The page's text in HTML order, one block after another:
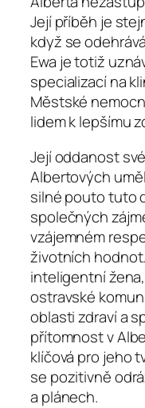
Její příběh je
když se
Ewa je totiž
specializací na
Městské
lidem k lepšímu
Její oddanost
Albertových
silné pouto tuto
společných
vzájemném
životních
inteligentní
ostravské
oblasti zdraví a
přítomnost v
klíčová pro jeho
se pozitivně
a plánech.